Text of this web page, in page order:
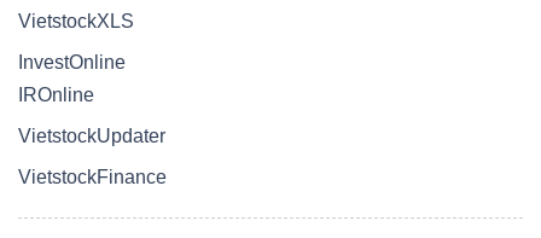
VietstockXLS
InvestOnline
IROnline
VietstockUpdater
VietstockFinance